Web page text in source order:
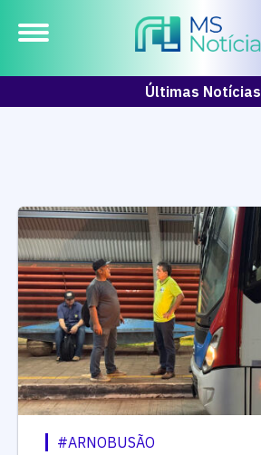
Últimas Notícias
#ARNOBUSÃO